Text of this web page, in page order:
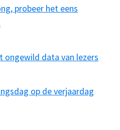
probeer het eens
ongewild data van lezers
op de verjaardag